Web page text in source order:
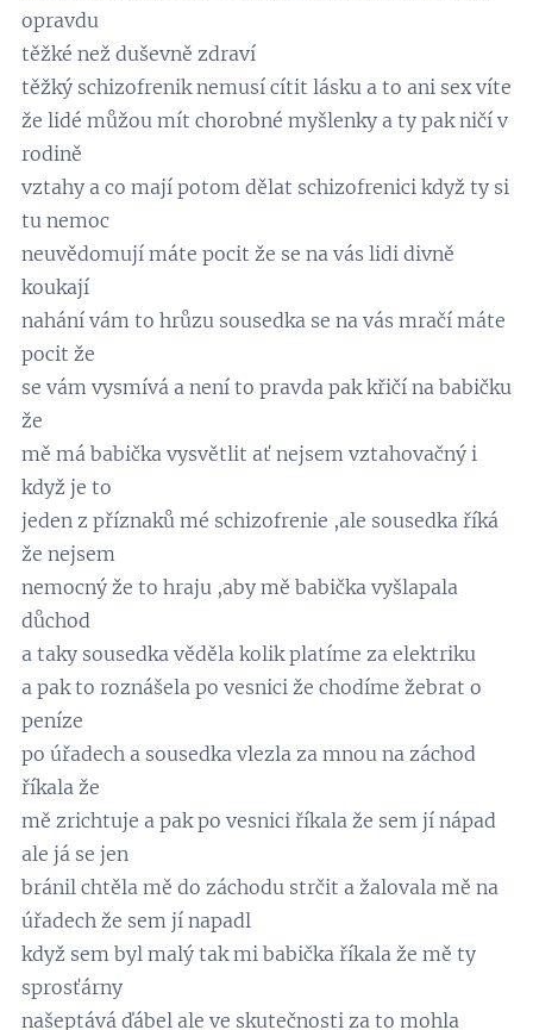
opravdu
těžké než duševně zdraví
těžký schizofrenik nemusí cítit lásku a to ani sex víte
že lidé můžou mít chorobné myšlenky a ty pak ničí v
rodině
vztahy a co mají potom dělat schizofrenici když ty si
tu nemoc
neuvědomují máte pocit že se na vás lidi divně
koukají
nahání vám to hrůzu sousedka se na vás mračí máte
pocit že
se vám vysmívá a není to pravda pak křičí na babičku
že
mě má babička vysvětlit ať nejsem vztahovačný i
když je to
jeden z příznaků mé schizofrenie ,ale sousedka říká
že nejsem
nemocný že to hraju ,aby mě babička vyšlapala
důchod
a taky sousedka věděla kolik platíme za elektriku
a pak to roznášela po vesnici že chodíme žebrat o
peníze
po úřadech a sousedka vlezla za mnou na záchod
říkala že
mě zrichtuje a pak po vesnici říkala že sem jí nápad
ale já se jen
bránil chtěla mě do záchodu strčit a žalovala mě na
úřadech že sem jí napadl
když sem byl malý tak mi babička říkala že mě ty
sprosťárny
našeptává ďábel ale ve skutečnosti za to mohla